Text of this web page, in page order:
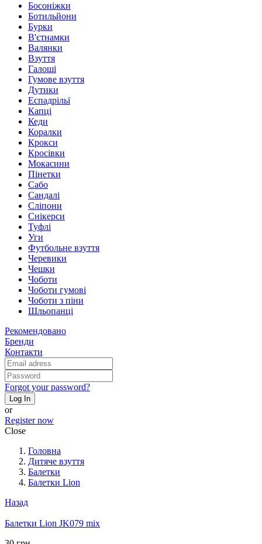
Босоніжки
Ботильйони
Бурки
В'єтнамки
Валянки
Взуття
Галоші
Гумове взуття
Дутики
Еспадрільї
Капці
Кеди
Коралки
Крокси
Кросівки
Мокасини
Пінетки
Сабо
Сандалі
Сліпони
Снікерси
Туфлі
Уги
Футбольне взуття
Черевики
Чешки
Чоботи
Чоботи гумові
Чоботи з піни
Шльопанці
Рекомендовано
Бренди
Контакти
Forgot your password?
Log In
or
Register now
Close
Головна
Дитяче взуття
Балетки
Балетки Lion
Назад
Балетки Lion JK079 mix